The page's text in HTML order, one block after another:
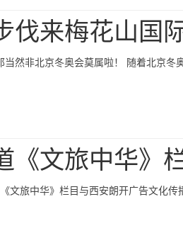
伐来梅花山国
当然非北京冬奥会莫属啦！ 随着北京
《文旅中华》
文旅中华》栏目与西安朗开广告文化